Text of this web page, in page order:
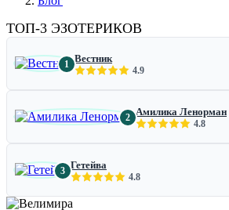
ТОП-3 ЭЗОТЕРИКОВ
1 Вестник
4.9
2 Амилика Ленорман
4.8
3 Гетейва
4.8